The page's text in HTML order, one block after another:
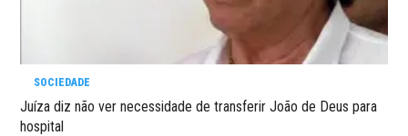
SOCIEDADE
Juíza diz não ver necessidade de transferir João de Deus para
hospital